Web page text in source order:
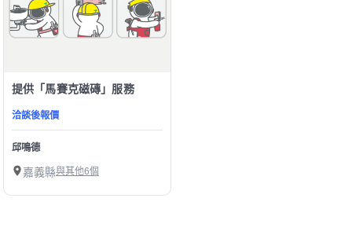
提供「馬賽克磁磚」服務
洽談後報價
邱鳴德
嘉義縣與其他6個